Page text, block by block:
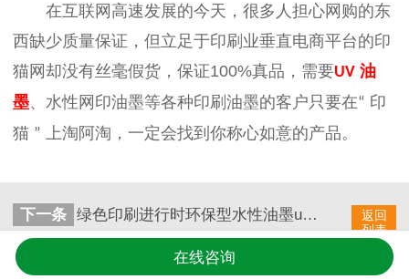
在互联网高速发展的今天，很多人担心网购的东
西缺少质量保证，但立足于印刷业垂直电商平台的印
猫网却没有丝毫假货，保证100%真品，需要UV 油
墨、水性网印油墨等各种印刷油墨的客户只要在“ 印
猫 ” 上淘阿淘，一定会找到你称心如意的产品。
返回
列表
下一条 绿色印刷进行时环保型水性油墨uv油墨
在线咨询